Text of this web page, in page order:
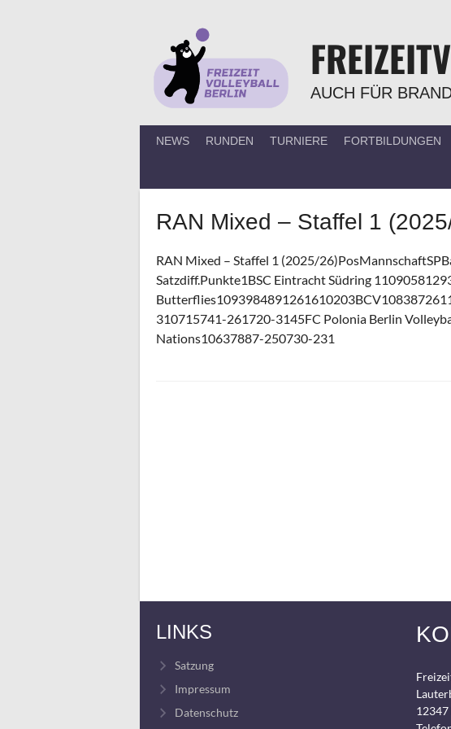
AUCH FÜR
NEWS RUNDEN TURNIERE FORTBILDUNGEN
RAN Mixed – Staffel 1
RAN Mixed – Staffel 1 (2025/
Satzdiff.Punkte1BSC Eintracht Südring
310715741-261720-3145FC Polonia Berlin
Nations10637887-250730-231
LINKS
Satzung
Impressum
Datenschutz